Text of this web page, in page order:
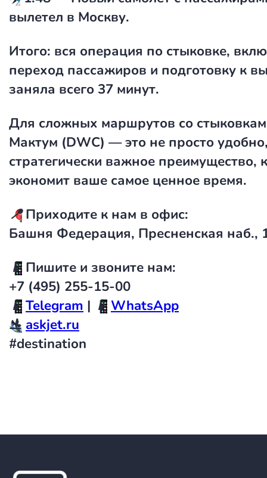
вылетел в Москву.
Итого: вся операция по стыковке,
переход пассажиров и подготовку к
заняла всего 37 минут.
Для сложных маршрутов со
Мактум (DWC) — это не просто
стратегически важное преимущество,
экономит ваше самое ценное время.
📍Приходите к нам в офис:
Башня Федерация, Пресненская наб.,
📱 Пишите и звоните нам:
+7 (495) 255-15-00
📱Telegram | 📱 WhatsApp
🛬 askjet.ru
#destination